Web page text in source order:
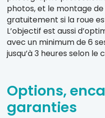
photos, et le montage
gratuitement si la roue
L’objectif est aussi
avec un minimum de 6
jusqu’à 3 heures selon le
Options,
garanties